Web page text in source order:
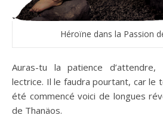
Héroïne dans la Passion
Auras-tu la patience
lectrice. Il le faudra pourtant, car le
été commencé voici de longues
de Thanäos.